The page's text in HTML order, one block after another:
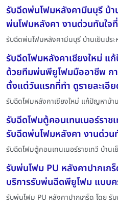
รับฉีดพ่นโฟมหลังคามีนบุรี บ้า
พ่นโฟมหลังคา งานด่วนทันใ
รับฉีดพ่นโฟมหลังคามีนบุรี บ้านเย็นปร
รับฉีดโฟมหลังคาเชียงใหม่ แ
ด้วยทีมพ่นพียูโฟมมืออาชีพ ก
ตั้งแต่วันแรกที่ทำ ดูรายละเ
รับฉีดโฟมหลังคาเชียงใหม่ แก้ปัญหาบ้
รับฉีดโฟมตู้คอนเทนเนอร์ราช
รับฉีดพ่นโฟมหลังคา งานด่ว
รับฉีดโฟมตู้คอนเทนเนอร์ราชเทวี บ้าน
รับพ่นโฟม PU หลังคาปากเก
บริการรับพ่นฉีดพียูโฟม แบบค
รับพ่นโฟม PU หลังคาปากเกร็ด โดย